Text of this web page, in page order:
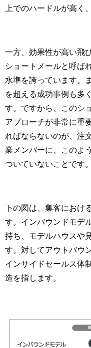
上でのハードルが高く
一方、効果性が高い飛
ショートメールと呼ば
水準を誇っています。
を超える成功事例も多
す。ですから、このシ
アプローチが非常に重
ればならないのが、注
業メンバーに、このよ
ついていないことです。
下の図は、集客におけ
す。インバウンドモデ
持ち、モデルハウスや
す。対してアウトバウ
インサイドセールス体
造を指します。